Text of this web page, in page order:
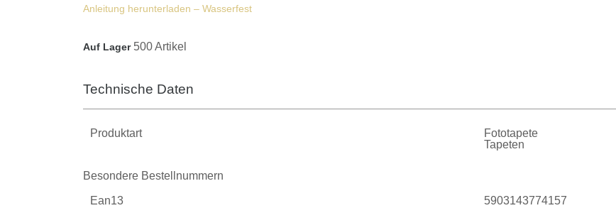
Anleitung herunterladen – Wasserfest
Auf Lager 500 Artikel
Technische Daten
Produktart
Fototapete
Tapeten
Besondere Bestellnummern
Ean13 5903143774157